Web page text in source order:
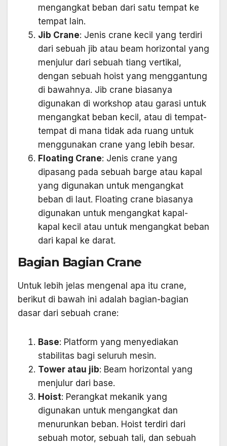
mengangkat beban dari satu tempat ke
tempat lain.
Jib Crane: Jenis crane kecil yang terdiri
dari sebuah jib atau beam horizontal yang
menjulur dari sebuah tiang vertikal,
dengan sebuah hoist yang menggantung
di bawahnya. Jib crane biasanya
digunakan di workshop atau garasi untuk
mengangkat beban kecil, atau di tempat-
tempat di mana tidak ada ruang untuk
menggunakan crane yang lebih besar.
Floating Crane: Jenis crane yang
dipasang pada sebuah barge atau kapal
yang digunakan untuk mengangkat
beban di laut. Floating crane biasanya
digunakan untuk mengangkat kapal-
kapal kecil atau untuk mengangkat beban
dari kapal ke darat.
Bagian Bagian Crane
Untuk lebih jelas mengenal apa itu crane,
berikut di bawah ini adalah bagian-bagian
dasar dari sebuah crane:
Base: Platform yang menyediakan
stabilitas bagi seluruh mesin.
Tower atau jib: Beam horizontal yang
menjulur dari base.
Hoist: Perangkat mekanik yang
digunakan untuk mengangkat dan
menurunkan beban. Hoist terdiri dari
sebuah motor, sebuah tali, dan sebuah